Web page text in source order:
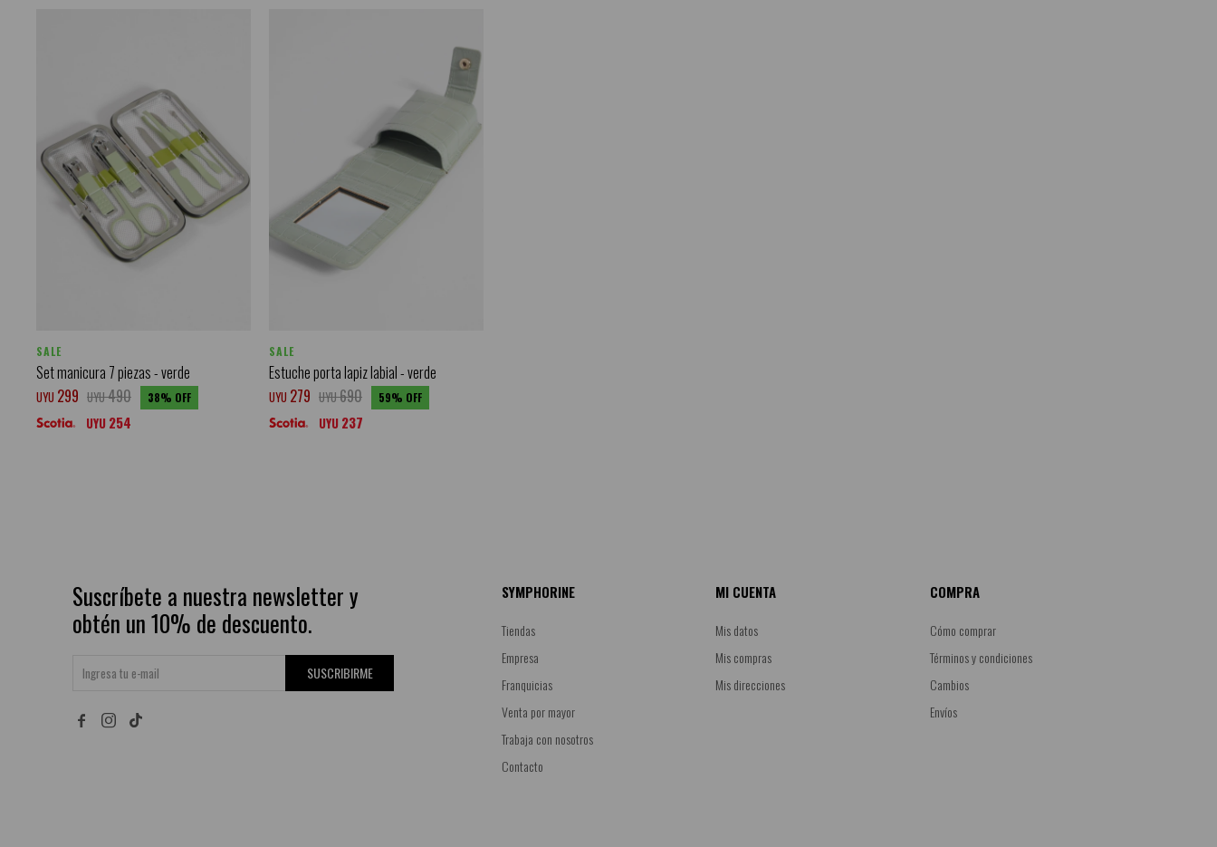
SALE
Set manicura 7 piezas - verde
UYU 299 UYU490 38
UYU 254
SALE
Estuche porta lapiz labial - verde
UYU 279 UYU690 59
UYU 237
Suscríbete a nuestra newsletter y
obtén un 10% de descuento.
SUSCRIBIRME
 
SYMPHORINE
Tiendas
Empresa
Franquicias
Venta por mayor
Trabaja con nosotros
Contacto
MI CUENTA
Mis datos
Mis compras
Mis direcciones
COMPRA
Cómo comprar
Términos y condiciones
Cambios
Envíos